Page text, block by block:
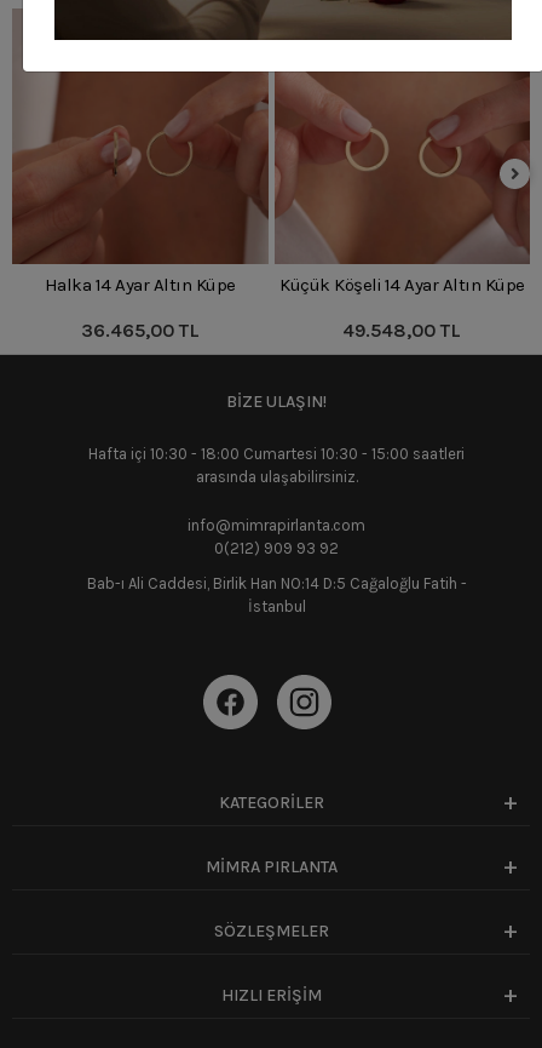
Halka 14 Ayar Altın Küpe
36.465,00 TL
Küçük Köşeli 14 Ayar Altın Küpe
49.548,00 TL
BİZE ULAŞIN!
Hafta içi 10:30 - 18:00 Cumartesi 10:30 - 15:00 saatleri
arasında ulaşabilirsiniz.
info@mimrapirlanta.com
0(212) 909 93 92
Bab-ı Ali Caddesi, Birlik Han NO:14 D:5 Cağaloğlu Fatih -
İstanbul
KATEGORİLER
MİMRA PIRLANTA
SÖZLEŞMELER
HIZLI ERİŞİM